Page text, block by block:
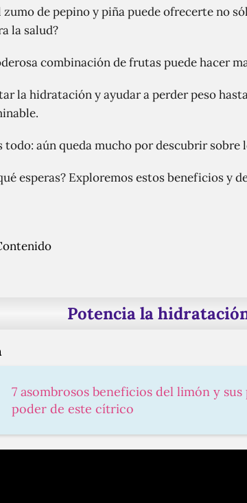
zumo de pepino y piña puede ofrecerte no
la salud?
combinación de frutas puede hacer
la hidratación y ayudar a perder peso
todo: aún queda mucho por descubrir
esperas? Exploremos estos beneficios y
Potencia la
7 asombrosos beneficios del limón y
poder de este cítrico